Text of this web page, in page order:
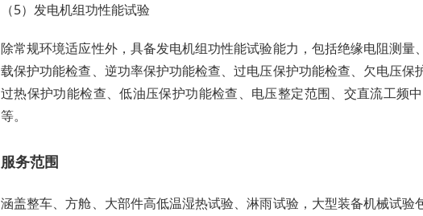
（5）发电机组功性能试验
除常规环境适应性外，具备发电机组功性能试验能力，包括绝缘电阻测
载保护功能检查、逆功率保护功能检查、过电压保护功能检查、欠电压
过热保护功能检查、低油压保护功能检查、电压整定范围、交直流工频
等。
服务范围
涵盖整车、方舱、大部件高低温湿热试验、淋雨试验，大型装备机械试